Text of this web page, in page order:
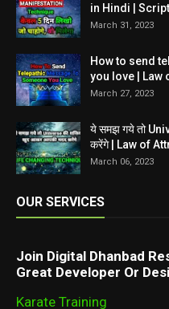
in Hindi |
March 31, 2023
How to send
you love | Law
March 27, 2023
ये समझ गये तो
करेंगे | Law of
March 06, 2023
OUR SERVICES
Join Digital Dhanbad
Great Developer Or
Karate Training